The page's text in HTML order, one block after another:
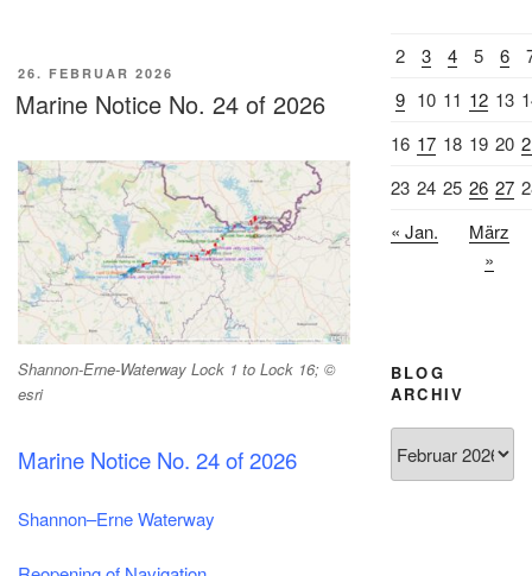
VERÖFFENTLICHT
AM
26. FEBRUAR 2026
Marine Notice No. 24 of 2026
Shannon-Erne-Waterway Lock 1 to Lock 16; ©
esri
Marine Notice No. 24 of 2026
Shannon–Erne Waterway
2 3 4 5 6
9 10 11 12 13
16 17 18 19 20
23 24 25 26 27
« Jan.
März
»
BLOG
ARCHIV
Archiv